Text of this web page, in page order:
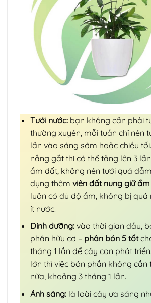
Tưới nước:bạn không cần phải
thường xuyên, mỗi tuần chỉ nên
lần vào sáng sớm hoặc chiều
nắng gắt thì có thể tăng lên 3
ẩm đất, không nên tưới quá
dụng thêm viên đất nung giữ ẩm
luôn có đủ độ ẩm, không bị quá
ít nước.
Dinh dưỡng:vào thời gian đầu,
phân hữu cơ – phân bón 5 tốt
tháng 1 lần để cây con phát
lớn thì việc bón phần không cần
nữa, khoảng 3 tháng 1 lần.
Ánh sáng:là loài cây ưa sáng